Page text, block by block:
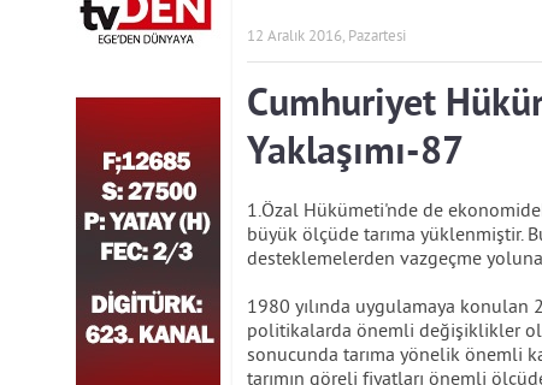
12 Aralık 2016, Pazartesi
Cumhuriyet
Yaklaşımı-87
1.Özal Hükümeti'nde de
büyük ölçüde tarıma yüklenmiştir.
desteklemelerden vazgeçme
1980 yılında uygulamaya konulan
politikalarda önemli değişiklikler
sonucunda tarıma yönelik önemli
tarımın göreli fiyatları önemli